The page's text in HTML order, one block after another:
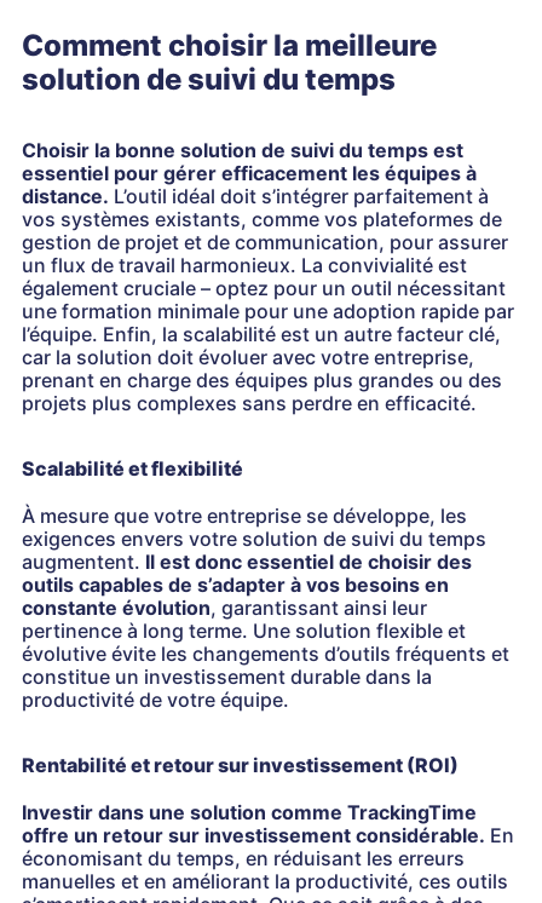
Comment choisir la meilleure
solution de suivi du temps
Choisir la bonne solution de suivi du temps est
essentiel pour gérer efficacement les équipes à
distance. L’outil idéal doit s’intégrer parfaitement à
vos systèmes existants, comme vos plateformes de
gestion de projet et de communication, pour assurer
un flux de travail harmonieux. La convivialité est
également cruciale – optez pour un outil nécessitant
une formation minimale pour une adoption rapide par
l’équipe. Enfin, la scalabilité est un autre facteur clé,
car la solution doit évoluer avec votre entreprise,
prenant en charge des équipes plus grandes ou des
projets plus complexes sans perdre en efficacité.
Scalabilité et flexibilité
À mesure que votre entreprise se développe, les
exigences envers votre solution de suivi du temps
augmentent. Il est donc essentiel de choisir des
outils capables de s’adapter à vos besoins en
constante évolution, garantissant ainsi leur
pertinence à long terme. Une solution flexible et
évolutive évite les changements d’outils fréquents et
constitue un investissement durable dans la
productivité de votre équipe.
Rentabilité et retour sur investissement (ROI)
Investir dans une solution comme TrackingTime
offre un retour sur investissement considérable. En
économisant du temps, en réduisant les erreurs
manuelles et en améliorant la productivité, ces outils